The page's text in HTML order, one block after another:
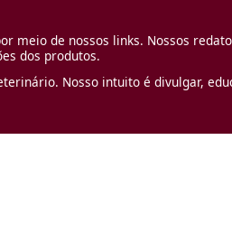
meio de nossos links. Nossos
dos produtos.
Nosso intuito é divulgar,